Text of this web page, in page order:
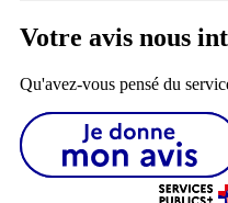
Votre avis nous
Qu'avez-vous pensé du